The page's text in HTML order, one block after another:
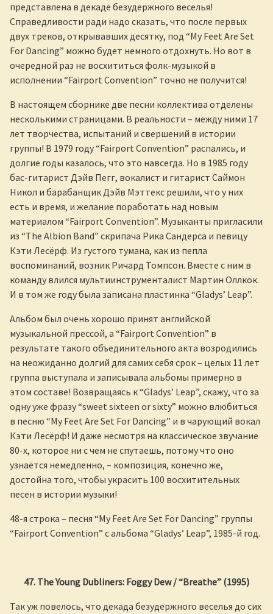
представлена в декаде безудержного веселья!
Справедливости ради надо сказать, что после первых
двух треков, открывавших десятку, под “My Feet Are Set
For Dancing” можно будет немного отдохнуть. Но вот в
очередной раз не восхититься фолк-музыкой в
исполнении “Fairport Convention” точно не получится!
В настоящем сборнике две песни коллектива отделены
несколькими страницами. В реальности – между ними 17
лет творчества, испытаний и свершений в истории
группы! В 1979 году “Fairport Convention” распались, и
долгие годы казалось, что это навсегда. Но в 1985 году
бас-гитарист Дэйв Пегг, вокалист и гитарист Саймон
Никол и барабанщик Дэйв Мэттекс решили, что у них
есть и время, и желание поработать над новым
материалом “Fairport Convention”. Музыканты пригласили
из “The Albion Band” скрипача Рика Сандерса и певицу
Кэти Лесёрф. Из густого тумана, как из пепла
воспоминаний, возник Ричард Томпсон. Вместе с ним в
команду влился мультиинструменталист Мартин Оллкок.
И в том же году была записана пластинка “Gladys’ Leap”.
Альбом был очень хорошо принят английской
музыкальной прессой, а “Fairport Convention” в
результате такого объединительного акта возродились
на неожиданно долгий для самих себя срок – целых 11 лет
группа выступала и записывала альбомы примерно в
этом составе! Возвращаясь к “Gladys’ Leap”, скажу, что за
одну уже фразу “sweet sixteen or sixty” можно влюбиться
в песню “My Feet Are Set For Dancing” и в чарующий вокал
Кэти Лесёрф! И даже несмотря на классическое звучание
80-х, которое ни с чем не спутаешь, потому что оно
узнаётся немедленно, – композиция, конечно же,
достойна того, чтобы украсить 100 восхитительных
песен в истории музыки!
48-я строка – песня “My Feet Are Set For Dancing” группы
“Fairport Convention” с альбома “Gladys’ Leap”, 1985-й год.
47. The Young Dubliners: Foggy Dew / “Breathe” (1995)
Так уж повелось, что декада безудержного веселья до сих